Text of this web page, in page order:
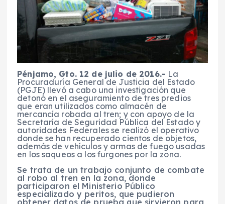
Pénjamo, Gto. 12 de julio de 2016.- La
Procuraduría General de Justicia del Estado
(PGJE) llevó a cabo una investigación que
detonó en el aseguramiento de tres predios
que eran utilizados como almacén de
mercancía robada al tren; y con apoyo de la
Secretaría de Seguridad Pública del Estado y
autoridades Federales se realizó el operativo
donde se han recuperado cientos de objetos,
además de vehículos y armas de fuego usadas
en los saqueos a los furgones por la zona.
Se trata de un trabajo conjunto de combate
al robo al tren en la zona, donde
participaron el Ministerio Público
especializado y peritos, que pudieron
obtener datos de prueba que sirvieron para